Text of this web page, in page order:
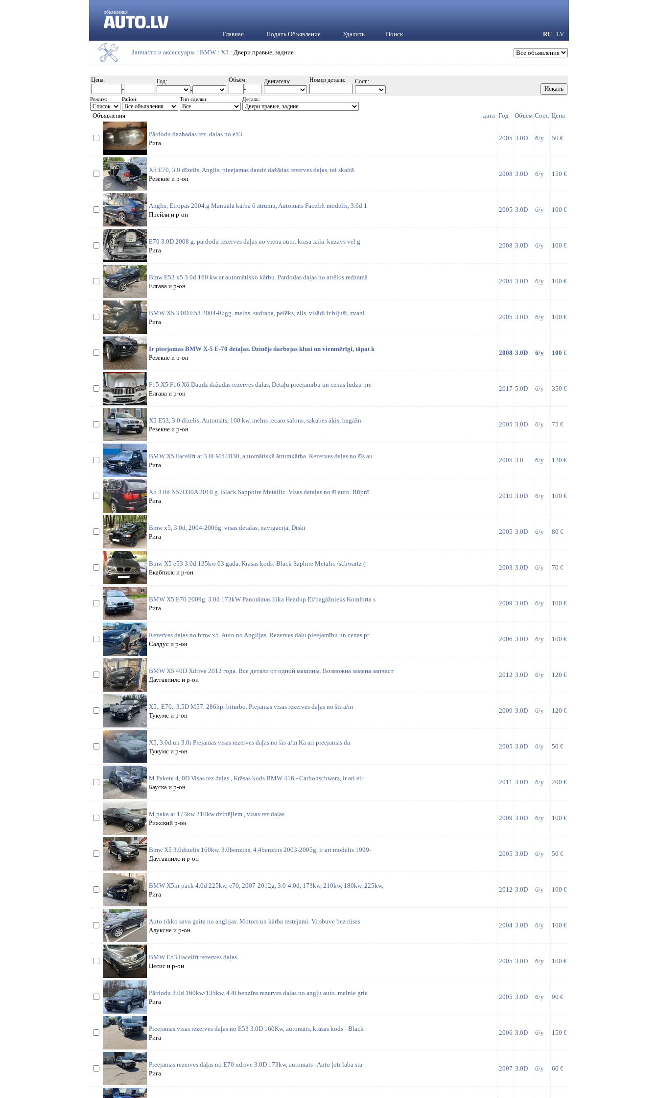
объявления
Главная Подать Объявление Удалить Поиск RU | LV
Запчасти и аксессуары : BMW : X5 : Двери правые, задние
Цена:
-
Год:
-
Объём:
-
Двигатель: Номер детали: Сост.:
Режим: Район: Тип сделки: Деталь:
Объявления дата Год Объём Сост. Цена
Pārdodu dazhadas rez. dalas no e53
Рига
2005 3.0D б/у 50 €
X5 E70, 3.0 dīzelis, Anglis, pieejamas daudz dažādas rezerves daļas, tai skaitā
Резекне и р-он
2008 3.0D б/у 150 €
Anglis, Eiropas 2004.g Manuālā kārba 6 ātrumu, Automats Facelift modelis, 3.0d 1
Прейли и р-он
2005 3.0D б/у 100 €
E70 3.0D 2008 g. pārdodu rezerves daļas no viena auto. krasa .zilā. kuzavs vēl g
Рига
2008 3.0D б/у 100 €
Bmw E53 x5 3.0d 160 kw ar automātisko kārbu. Pardodas daļas no attēlos redzamā
Елгава и р-он
2005 3.0D б/у 100 €
BMW X5 3.0D E53 2004-07gg. melns, sudraba, pelēks, zils. visādi ir bijuši, zvani
Рига
2005 3.0D б/у 100 €
Ir pieejamas BMW X-5 E-70 detaļas. Dzinējs darbojas klusi un vienmērīgi, tāpat k
Резекне и р-он
2008 3.0D б/у 100 €
F15 X5 F16 X6 Daudz dažadas rezerves dałas, Detaļu pieejamibu un cenas ludzu pre
Елгава и р-он
2017 5.0D б/у 350 €
X5 E53, 3.0 dīzelis, Automāts, 160 kw, melns recaro salons, sakabes āķis, bagāžn
Резекне и р-он
2005 3.0D б/у 75 €
BMW X5 Facelift ar 3.0i M54B30, automātiskā ātrumkārba. Rezerves daļas no šīs au
Рига
2005 3.0 б/у 120 €
X5 3.0d N57D30A 2010.g. Black Sapphire Metallic. Visas detaļas no šī auto. Rūpnī
Рига
2010 3.0D б/у 100 €
Bmw x5, 3.0d, 2004-2006g, visas detalas, navigacija, Diski
Рига
2005 3.0D б/у 80 €
Bmw X5 e53 3.0d 135kw 03.gada. Krāsas kods: Black Saphire Metalic /schwartz (
Екабпилс и р-он
2003 3.0D б/у 70 €
BMW X5 E70 2009g. 3.0d 173kW Panorāmas lūka Headup El/bagāžnieks Komforta s
Рига
2009 3.0D б/у 100 €
Rezerves daļas no bmw x5. Auto no Anglijas. Rezerves daļu pieejamību un cenas pr
Салдус и р-он
2006 3.0D б/у 100 €
BMW X5 40D Xdrive 2012 года. Все детали от одной машины. Возможна замена запчаст
Даугавпилс и р-он
2012 3.0D б/у 120 €
X5., E70., 3.5D M57, 286hp, biturbo. Piejamas visas rezerves daļas no šīs a/m
Тукумс и р-он
2009 3.0D б/у 120 €
X5, 3.0d un 3.0i Piejamas visas rezerves daļas no šīs a/m Kā arī pieejamas da
Тукумс и р-он
2005 3.0D б/у 50 €
M Pakete 4, 0D Visas rez daļas , Krāsas kods BMW 416 - Carbonschwarz, ir ari eir
Бауска и р-он
2011 3.0D б/у 200 €
M paka ar 173kw 210kw dzinējiem , visas rez daļas
Рижский р-он
2009 3.0D б/у 100 €
Bmw X5 3.0dizelis 160kw, 3.0benzins, 4.4benzins 2003-2005g, ir ari modelis 1999-
Даугавпилс и р-он
2005 3.0D б/у 50 €
BMW X5m-pack 4.0d 225kw, e70, 2007-2012g, 3.0-4.0d, 173kw, 210kw, 180kw, 225kw,
Рига
2012 3.0D б/у 100 €
Auto tikko sava gaita no anglijas. Motors un kārba testejami. Virsbuve bez rūsas
Алуксне и р-он
2004 3.0D б/у 100 €
BMW E53 Facelift rezerves daļas.
Цесис и р-он
2005 3.0D б/у 100 €
Pārdodu 3.0d 160kw/135kw, 4.4i benzīns rezerves daļas no angļu auto. melnie grie
Рига
2005 3.0D б/у 90 €
Pieejamas visas rezerves daļas no E53 3.0D 160Kw, automāts, krāsas kods - Black
Рига
2006 3.0D б/у 150 €
Pieejamas rezerves daļas no E70 xdrive 3.0D 173kw, automāts . Auto ļoti labā stā
Рига
2007 3.0D б/у 60 €